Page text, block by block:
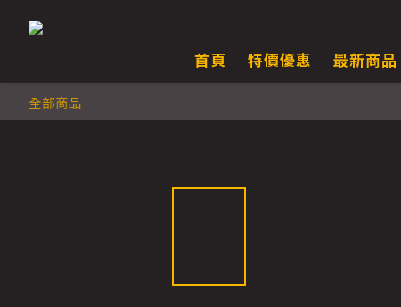
首頁
特價優惠 最新商品
全部商品